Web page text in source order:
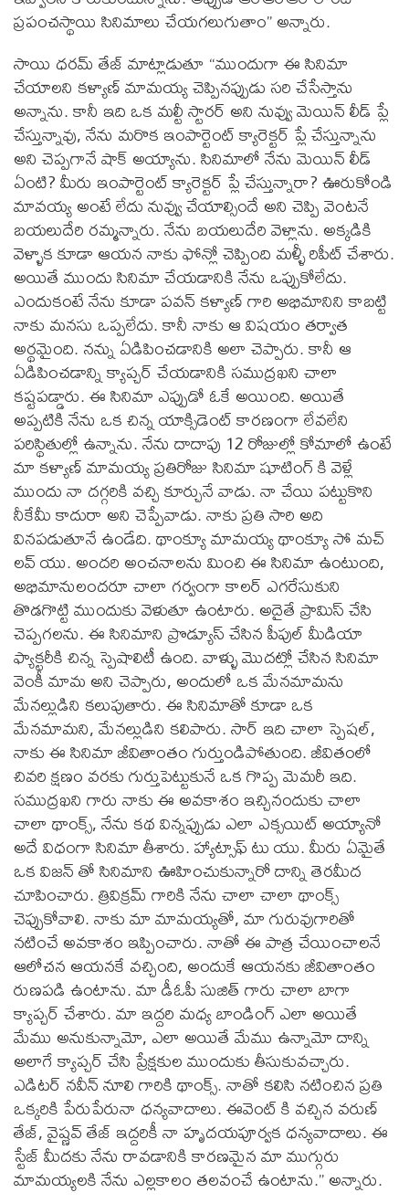
ప్రపంచస్థాయి సినిమాలు చేయగలుగుతాం” అన్నారు.
సాయి ధరమ్ తేజ్ మాట్లాడుతూ “ముందుగా ఈ సినిమా
చేయాలని కళ్యాణ్ మామయ్య చెప్పినప్పుడు సరి చేసేస్తాను
అన్నాను. కానీ ఇది ఒక మల్టీ స్టారర్ అని నువ్వు మెయిన్ లీడ్ ప్లే
చేస్తున్నావు, నేను మరొక ఇంపార్టెంట్ క్యారెక్టర్ ప్లే చేస్తున్నాను
అని చెప్పగానే షాక్ అయ్యాను. సినిమాలో నేను మెయిన్ లీడ్
ఏంటి? మీరు ఇంపార్టెంట్ క్యారెక్టర్ ప్లే చేస్తున్నారా? ఊరుకోండి
మావయ్య అంటే లేదు నువ్వు చేయాల్సిందే అని చెప్పి వెంటనే
బయలుదేరి రమ్మన్నారు. నేను బయలుదేరి వెళ్లాను. అక్కడికి
వెళ్ళాక కూడా ఆయన నాకు ఫోన్లో చెప్పింది మళ్ళీ రిపీట్ చేశారు.
అయితే ముందు సినిమా చేయడానికి నేను ఒప్పుకోలేదు.
ఎందుకంటే నేను కూడా పవన్ కళ్యాణ్ గారి అభిమానిని కాబట్టి
నాకు మనసు ఒప్పలేదు. కానీ నాకు ఆ విషయం తర్వాత
అర్థమైంది. నన్ను ఏడిపించడానికి అలా చెప్పారు. కానీ ఆ
ఏడిపించడాన్ని క్యాప్చర్ చేయడానికి సముద్రఖని చాలా
కష్టపడ్డారు. ఈ సినిమా ఎప్పుడో ఓకే అయింది. అయితే
అప్పటికి నేను ఒక చిన్న యాక్సిడెంట్ కారణంగా లేవలేని
పరిస్థితుల్లో ఉన్నాను. నేను దాదాపు 12 రోజుల్లో కోమాలో ఉంటే
మా కళ్యాణ్ మామయ్య ప్రతిరోజు సినిమా షూటింగ్ కి వెళ్లే
ముందు నా దగ్గరికి వచ్చి కూర్చునే వాడు. నా చేయి పట్టుకొని
నీకేమీ కాదురా అని చెప్పేవాడు. నాకు ప్రతి సారి అది
వినపడుతూనే ఉండేది. థాంక్యూ మామయ్య థాంక్యూ సో మచ్
లవ్ యు. అందరి అంచనాలను మించి ఈ సినిమా ఉంటుంది,
అభిమానులందరూ చాలా గర్వంగా కాలర్ ఎగరేసుకుని
తొడగొట్టి ముందుకు వెళుతూ ఉంటారు. అదైతే ప్రామిస్ చేసి
చెప్పగలను. ఈ సినిమాని ప్రొడ్యూస్ చేసిన పీపుల్ మీడియా
ఫ్యాక్టరీకి చిన్న స్పెషాలిటీ ఉంది. వాళ్ళు మొదట్లో చేసిన సినిమా
వెంకీ మామ అని చెప్పారు, అందులో ఒక మేనమామను
మేనల్లుడిని కలుపుతారు. ఈ సినిమాతో కూడా ఒక
మేనమామని, మేనల్లుడిని కలిపారు. సార్ ఇది చాలా స్పెషల్,
నాకు ఈ సినిమా జీవితాంతం గుర్తుండిపోతుంది. జీవితంలో
చివరి క్షణం వరకు గుర్తుపెట్టుకునే ఒక గొప్ప మెమరీ ఇది.
సముద్రఖని గారు నాకు ఈ అవకాశం ఇచ్చినందుకు చాలా
చాలా థాంక్స్, నేను కథ విన్నప్పుడు ఎలా ఎక్సయిట్ అయ్యానో
అదే విధంగా సినిమా తీశారు. హ్యాట్సాఫ్ టు యు. మీరు ఏమైతే
ఒక విజన్ తో సినిమాని ఊహించుకున్నారో దాన్ని తెరమీద
చూపించారు. త్రివిక్రమ్ గారికి నేను చాలా చాలా థాంక్స్
చెప్పుకోవాలి. నాకు మా మామయ్యతో, మా గురువుగారితో
నటించే అవకాశం ఇప్పించారు. నాతో ఈ పాత్ర చేయించాలనే
ఆలోచన ఆయనకే వచ్చింది, అందుకే ఆయనకు జీవితాంతం
రుణపడి ఉంటాను. మా డీఓపీ సుజిత్ గారు చాలా బాగా
క్యాప్చర్ చేశారు. మా ఇద్దరి మధ్య బాండింగ్ ఎలా అయితే
మేము అనుకున్నామో, ఎలా అయితే మేము ఉన్నామో దాన్ని
అలాగే క్యాప్చర్ చేసి ప్రేక్షకుల ముందుకు తీసుకువచ్చారు.
ఎడిటర్ నవీన్ నూలి గారికి థాంక్స్. నాతో కలిసి నటించిన ప్రతి
ఒక్కరికి పేరుపేరునా ధన్యవాదాలు. ఈవెంట్ కి వచ్చిన వరుణ్
తేజ్, వైష్ణవ్ తేజ్ ఇద్దరికీ నా హృదయపూర్వక ధన్యవాదాలు. ఈ
స్టేజ్ మీదకు నేను రావడానికి కారణమైన మా ముగ్గురు
మామయ్యలకి నేను ఎల్లకాలం తలవంచే ఉంటాను.” అన్నారు.